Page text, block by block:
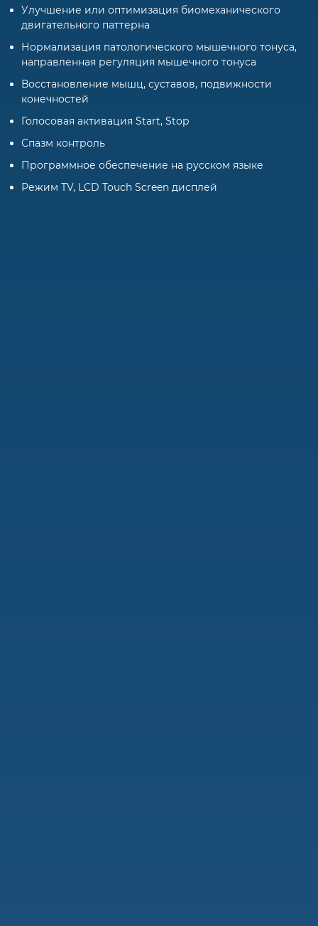
Улучшение или оптимизация биомеханического
двигательного паттерна
Нормализация патологического мышечного тонуса,
направленная регуляция мышечного тонуса
Восстановление мышц, суставов, подвижности
конечностей
Голосовая активация Start, Stop
Спазм контроль
Программное обеспечение на русском языке
Режим TV, LCD Touch Screen дисплей